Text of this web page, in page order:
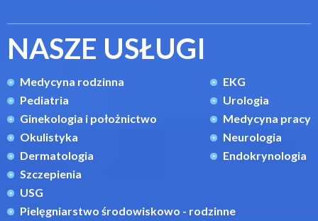
NASZE USŁUGI
Medycyna rodzinna
Pediatria
Ginekologia i położnictwo
Okulistyka
Dermatologia
EKG
Urologia
Medycyna pracy
Neurologia
Endokrynologia
Szczepienia
USG
Pielęgniarstwo środowiskowo - rodzinne